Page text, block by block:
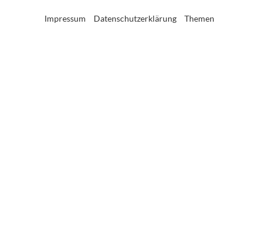
Impressum Datenschutzerklärung Themen